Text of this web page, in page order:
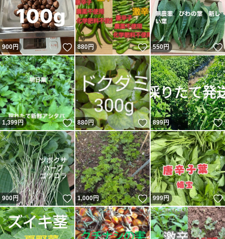
900円 いいね！
880円 いいね！
550円
1,399円 いいね！
880円 いいね！
899円
900円 いいね！
1,000円 いいね！
999円